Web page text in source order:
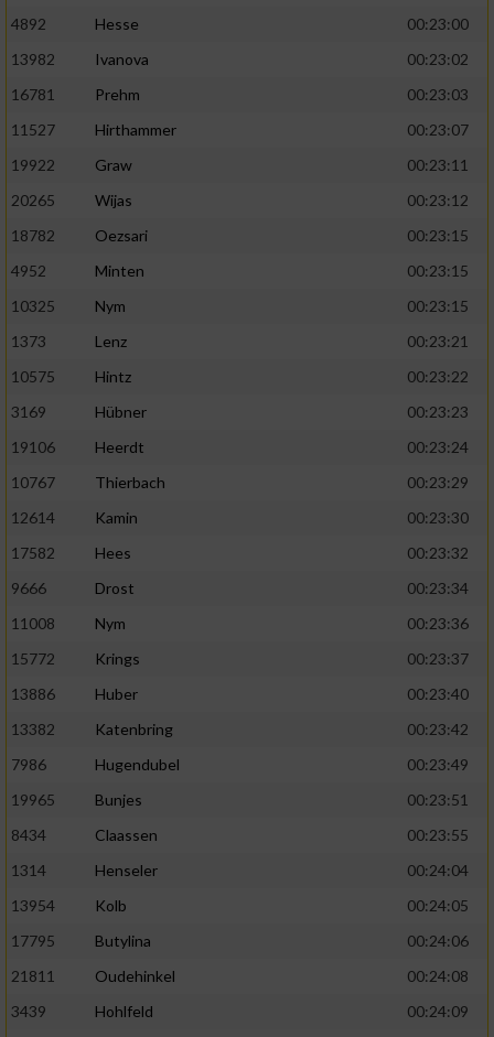
4892
Hesse
00:23:00
13982
Ivanova
00:23:02
16781
Prehm
00:23:03
11527
Hirthammer
00:23:07
19922
Graw
00:23:11
20265
Wijas
00:23:12
18782
Oezsari
00:23:15
4952
Minten
00:23:15
10325
Nym
00:23:15
1373
Lenz
00:23:21
10575
Hintz
00:23:22
3169
Hübner
00:23:23
19106
Heerdt
00:23:24
10767
Thierbach
00:23:29
12614
Kamin
00:23:30
17582
Hees
00:23:32
9666
Drost
00:23:34
11008
Nym
00:23:36
15772
Krings
00:23:37
13886
Huber
00:23:40
13382
Katenbring
00:23:42
7986
Hugendubel
00:23:49
19965
Bunjes
00:23:51
8434
Claassen
00:23:55
1314
Henseler
00:24:04
13954
Kolb
00:24:05
17795
Butylina
00:24:06
21811
Oudehinkel
00:24:08
3439
Hohlfeld 00:24:09